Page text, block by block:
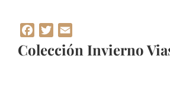
Facebook
Twitter
Colección Invierno